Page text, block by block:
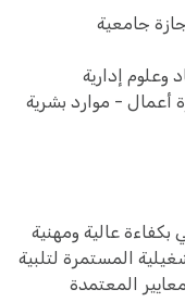
جامعية
وعلوم إدارية
أعمال - موارد بشرية
بكفاءة عالية ومهنية
المستمرة لتلبية
المعتمدة